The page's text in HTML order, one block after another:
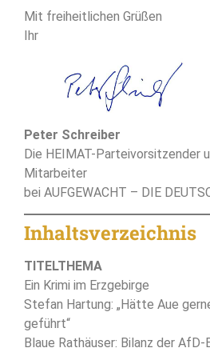
Mit freiheitlichen Grüßen
Ihr
Peter Schreiber
Die HEIMAT-Parteivorsitzender
Mitarbeiter
bei AUFGEWACHT – DIE
Inhaltsverzeichnis
TITELTHEMA
Ein Krimi im Erzgebirge
Stefan Hartung: „Hätte Aue
geführt“
Blaue Rathäuser: Bilanz der